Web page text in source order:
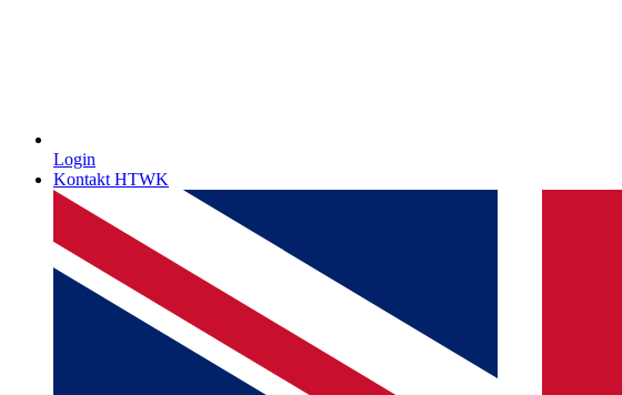
Login
Kontakt HTWK